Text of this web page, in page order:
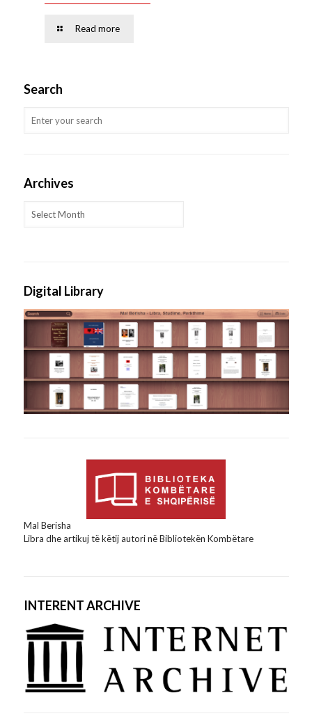
Read more
Search
Archives
Digital Library
Mal Berisha
Libra dhe artikuj të këtij autori në Bibliotekën Kombëtare
INTERENT ARCHIVE